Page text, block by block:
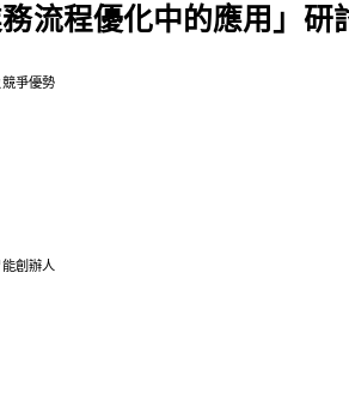
流程優化中的應用 」
爭優勢
創辦人